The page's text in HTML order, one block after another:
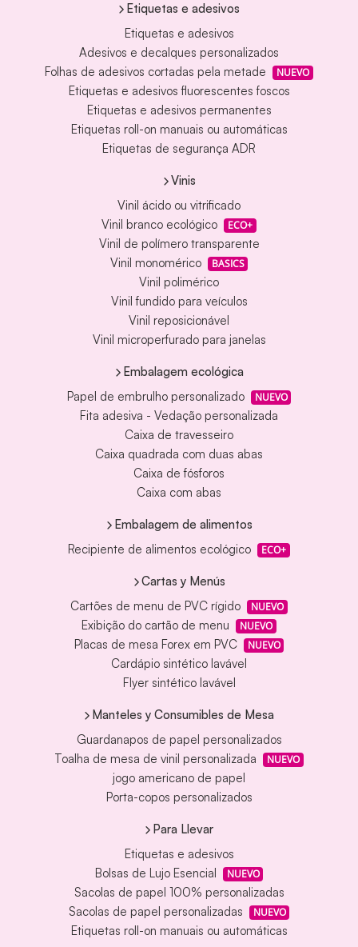
Etiquetas e adesivos
Etiquetas e adesivos
Adesivos e decalques personalizados
Folhas de adesivos cortadas pela metade
NUEVO
Etiquetas e adesivos fluorescentes foscos
Etiquetas e adesivos permanentes
Etiquetas roll-on manuais ou automáticas
Etiquetas de segurança ADR
Vinis
Vinil ácido ou vitrificado
Vinil branco ecológico
ECO+
Vinil de polímero transparente
Vinil monomérico
BASICS
Vinil polimérico
Vinil fundido para veículos
Vinil reposicionável
Vinil microperfurado para janelas
Embalagem ecológica
Papel de embrulho personalizado
NUEVO
Fita adesiva - Vedação personalizada
Caixa de travesseiro
Caixa quadrada com duas abas
Caixa de fósforos
Caixa com abas
Embalagem de alimentos
Recipiente de alimentos ecológico
ECO+
Cartas y Menús
Cartões de menu de PVC rígido
NUEVO
Exibição do cartão de menu NUEVO
Placas de mesa Forex em PVC NUEVO
Cardápio sintético lavável
Flyer sintético lavável
Manteles y Consumibles de Mesa
Guardanapos de papel personalizados
Toalha de mesa de vinil personalizada
NUEVO
jogo americano de papel
Porta-copos personalizados
Para Llevar
Etiquetas e adesivos
Bolsas de Lujo Esencial
NUEVO
Sacolas de papel 100% personalizadas
Sacolas de papel personalizadas
NUEVO
Etiquetas roll-on manuais ou automáticas